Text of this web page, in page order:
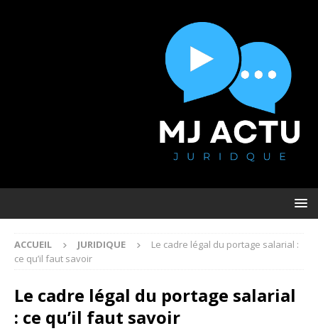
ACCUEIL JURIDIQUE
Le cadre légal du portage salarial :
ce qu’il faut savoir
Le cadre légal du portage salarial
: ce qu’il faut savoir